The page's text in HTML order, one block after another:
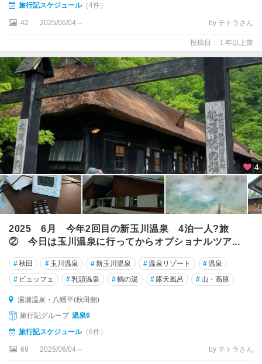
旅行記スケジュール（4件）
42 2025/06/04～ by テトラさん
投稿日：１年以上前
4
2025 6月 今年2回目の新玉川温泉 4泊一人?旅
② 今日は玉川温泉に行ってからオプショナルツア...
#秋田 # 玉川温泉 #新玉川温泉 #温泉リゾート #温泉
# ビュッフェ #乳頭温泉 #鶴の湯 # 露天風呂 # 山・高原
湯瀬温泉・八幡平(秋田側)
旅行記グループ 温泉6
旅行記スケジュール（6件）
69 2025/06/04～ by テトラさん